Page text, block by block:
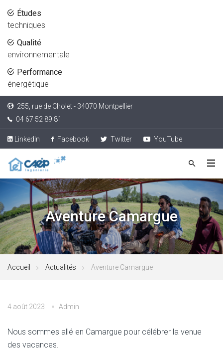
Études
techniques
Qualité
environnementale
Performance
énergétique
255, rue de Cholet - 34070 Montpellier
04 67 52 89 81
LinkedIn Facebook Twitter YouTube
Aventure Camargue
Accueil Actualités Aventure Camargue
4 août 2023 Admin
Nous sommes allé en Camargue pour célébrer la venue
des vacances.